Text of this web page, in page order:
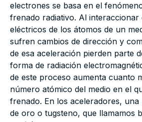
electrones se basa en el
frenado radiativo. Al interaccionar
eléctricos de los átomos de un
sufren cambios de dirección y
de esa aceleración pierden parte
forma de radiación
de este proceso aumenta cuanto
número atómico del medio en el
frenado. En los aceleradores,
de oro o tugsteno, que llamamos